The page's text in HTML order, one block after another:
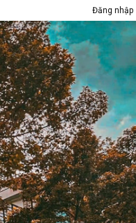
Đăng nhập